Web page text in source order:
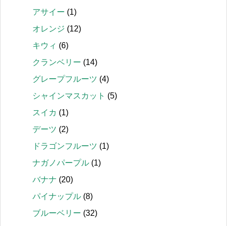
アサイー (1)
オレンジ (12)
キウィ (6)
クランベリー (14)
グレープフルーツ (4)
シャインマスカット (5)
スイカ (1)
デーツ (2)
ドラゴンフルーツ (1)
ナガノパープル (1)
バナナ (20)
パイナップル (8)
ブルーベリー (32)